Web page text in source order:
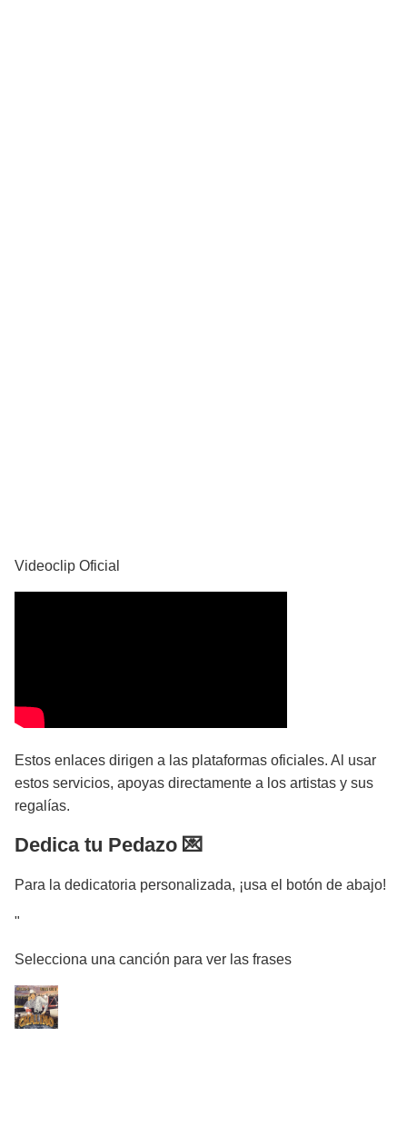
Videoclip Oficial
Estos enlaces dirigen a las plataformas oficiales. Al usar
estos servicios, apoyas directamente a los artistas y sus
regalías.
Dedica tu Pedazo 💌
Para la dedicatoria personalizada, ¡usa el botón de abajo!
"
Selecciona una canción para ver las frases